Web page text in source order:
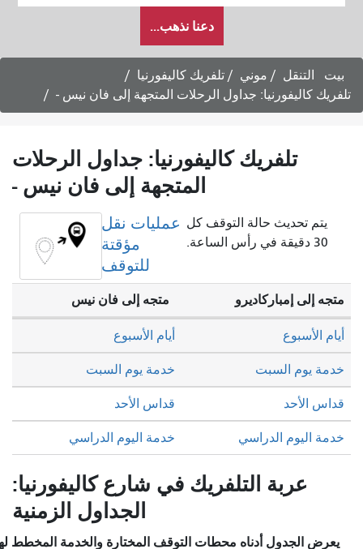
أرغب
في
السفر
دعنا نذهب...
بيت التنقل موني
تلفريك كاليفورنيا
تلفريك كاليفورنيا: جداول الرحلات المتجهة إلى فان نيس -
تلفريك كاليفورنيا: جداول الرحلات
المتجهة إلى فان نيس -
عمليات نقل
مؤقتة
للتوقف
يتم تحديث حالة التوقف كل
30 دقيقة في رأس الساعة.
متجه إلى إمباركاديرو متجه إلى فان نيس
خدمة يوم السبت خدمة يوم السبت
قداس الأحد قداس الأحد
أيام الأسبوع أيام الأسبوع
خدمة اليوم الدراسي خدمة اليوم الدراسي
عربة التلفريك في شارع كاليفورنيا:
الجداول الزمنية
يعرض الجدول أدناه محطات التوقف المختارة والخدمة المخطط لها.